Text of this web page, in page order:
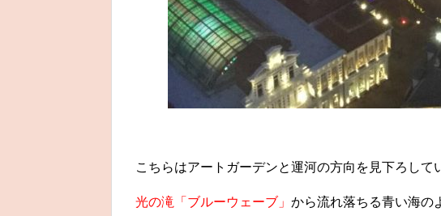
こちらはアートガーデンと運河の方向を見下ろして
光の滝「ブルーウェーブ」 から流れ落ちる青い海の